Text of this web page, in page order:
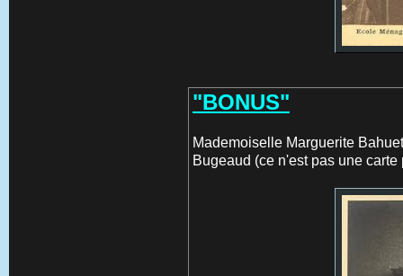
"BONUS"
Mademoiselle Marguerite
Bugeaud (ce n'est pas une carte